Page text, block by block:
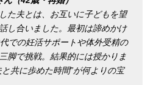
た夫とは、お互いに子どもを望
し合いました。最初は諦めかけ
での妊活サポートや体外受精の
脚で挑戦。結果的には授かりま
共に歩めた時間”が何よりの宝